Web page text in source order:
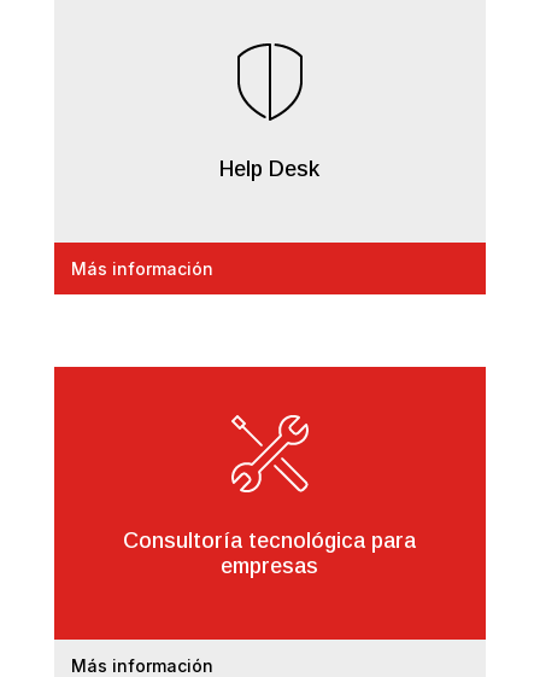
Help Desk
Más información
Consultoría tecnológica para
empresas
Más información